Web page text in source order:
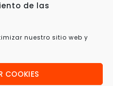
de las
nuestro sitio web y
COOKIES